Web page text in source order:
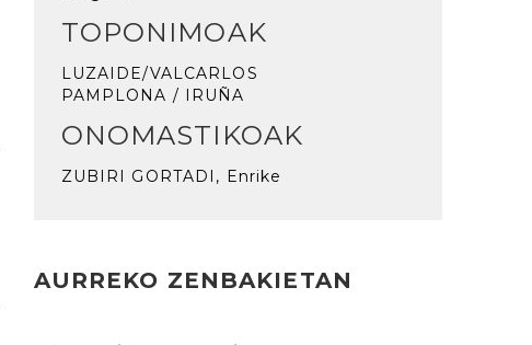
TOPONIMOAK
LUZAIDE/VALCARLOS
PAMPLONA / IRUÑA
ONOMASTIKOAK
ZUBIRI GORTADI, Enrike
AURREKO ZENBAKIETAN